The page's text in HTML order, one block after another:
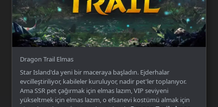
Dragon Trail Elmas
Star Island'da yeni bir maceraya başladın. Ejderhalar
evcilleştiriliyor, kabileler kuruluyor, nadir pet'ler toplanıyor.
Ama SSR pet çağırmak için elmas lazım, VIP seviyeni
yükseltmek için elmas lazım, o efsanevi kostümü almak için